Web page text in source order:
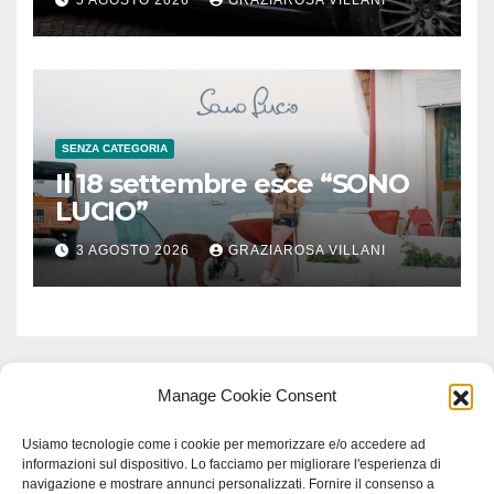
Manage Cookie Consent
Usiamo tecnologie come i cookie per memorizzare e/o accedere ad
informazioni sul dispositivo. Lo facciamo per migliorare l'esperienza di
navigazione e mostrare annunci personalizzati. Fornire il consenso a
SENZA CATEGORIA
Il 18 settembre esce “SONO
LUCIO”
3 AGOSTO 2026 GRAZIAROSA VILLANI